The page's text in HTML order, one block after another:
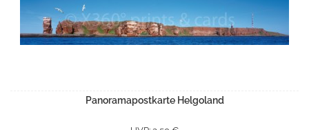
Panoramapostkarte Helgoland